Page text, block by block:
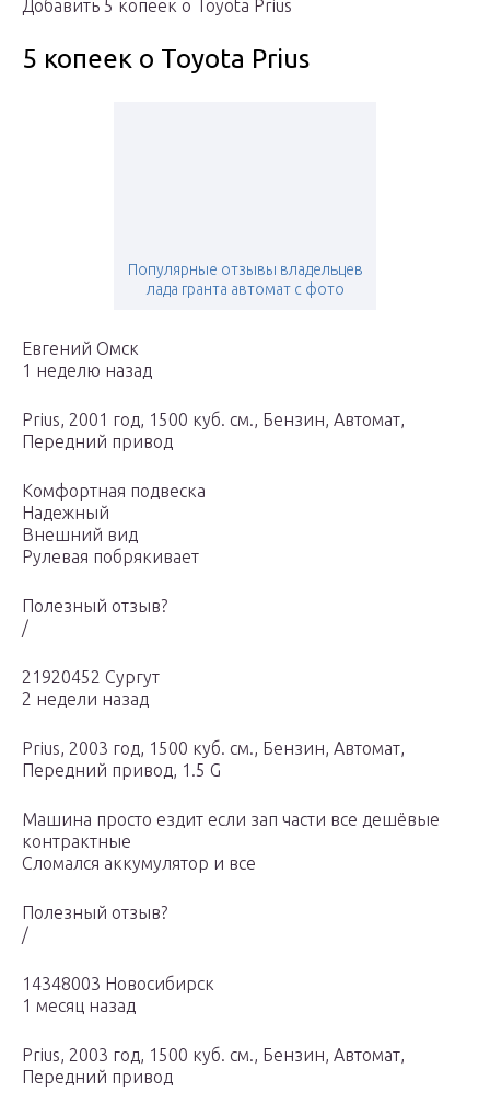
Добавить 5 копеек о Toyota Prius
5 копеек о Toyota Prius
Популярные отзывы владельцев
лада гранта автомат с фото
Евгений Омск
1 неделю назад
Prius, 2001 год, 1500 куб. см., Бензин, Автомат,
Передний привод
Комфортная подвеска
Надежный
Внешний вид
Рулевая побрякивает
Полезный отзыв?
/
21920452 Сургут
2 недели назад
Prius, 2003 год, 1500 куб. см., Бензин, Автомат,
Передний привод, 1.5 G
Машина просто ездит если зап части все дешёвые
контрактные
Сломался аккумулятор и все
Полезный отзыв?
/
14348003 Новосибирск
1 месяц назад
Prius, 2003 год, 1500 куб. см., Бензин, Автомат,
Передний привод